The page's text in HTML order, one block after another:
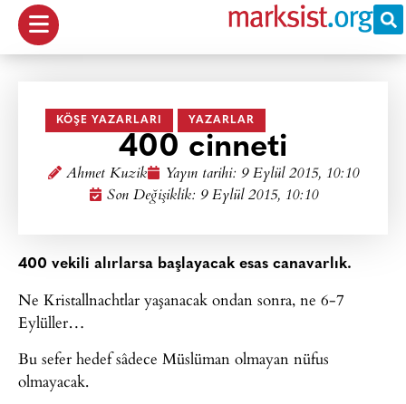
KÖŞE YAZARLARI YAZARLAR
400 cinneti
Ahmet Kuzik Yayın tarihi: 9 Eylül 2015, 10:10
Son Değişiklik: 9 Eylül 2015, 10:10
400 vekili alırlarsa başlayacak esas canavarlık.
Ne Kristallnachtlar yaşanacak ondan sonra, ne 6-7
Eylüller…
Bu sefer hedef sâdece Müslüman olmayan nüfus
olmayacak.